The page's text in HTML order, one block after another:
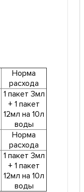
Норма
расхода
1 пакет 3мл
+ 1 пакет
12мл на 10л
воды
Норма
расхода
1 пакет 3мл
+ 1 пакет
12мл на 10л
воды